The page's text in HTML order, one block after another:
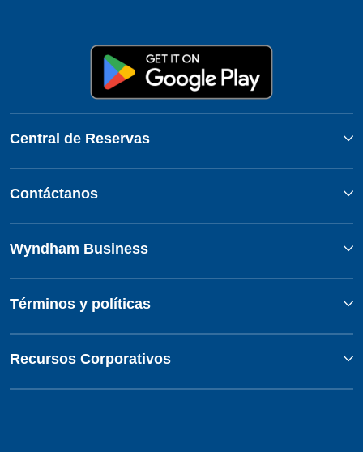
Central de Reservas
Contáctanos
Wyndham Business
Términos y políticas
Recursos Corporativos